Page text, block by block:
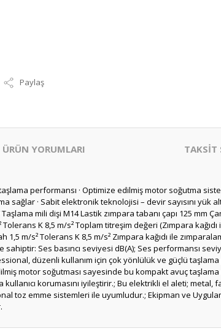
Paylaş
ÜRÜN YORUMLARI TAKSİT
performansı · Optimize edilmiş motor soğutma
sağlar · Sabit elektronik teknolojisi – devir sayısını
mili dişi M14 Lastik zımpara tabanı çapı 125 mm
K 8,5 m/s² Toplam titreşim değeri (Zımpara
m/s² Tolerans K 8,5 m/s² Zımpara kağıdı ile
Ses basıncı seviyesi dB(A); Ses performansı
düzenli kullanım için çok yönlülük ve güçlü
motor soğutması sayesinde bu kompakt avuç
korumasını iyileştirir.; Bu elektrikli el aleti;
toz emme sistemleri ile uyumludur.; Ekipman ve